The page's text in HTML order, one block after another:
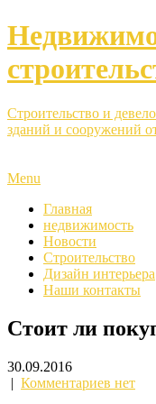
Строительство и
зданий и сооружений
Menu
Главная
недвижимость
Новости
Строительство
Дизайн интерьера
Наши контакты
Стоит ли
30.09.2016
| Комментариев нет